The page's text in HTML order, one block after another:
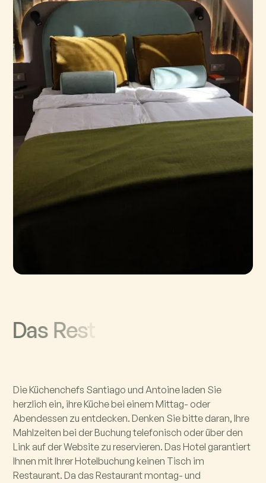
Das Rest
Die Küchenchefs Santiago und Antoine laden Sie
herzlich ein, ihre Küche bei einem Mittag- oder
Abendessen zu entdecken. Denken Sie bitte daran, Ihre
Mahlzeiten bei der Buchung telefonisch oder über den
Link auf der Website zu reservieren. Das Hotel garantiert
Ihnen mit Ihrer Hotelbuchung keinen Tisch im
Restaurant. Da das Restaurant montag- und